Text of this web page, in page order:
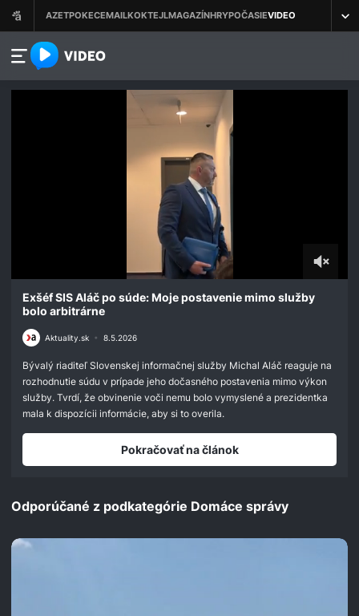
azet.video.sk
seconds
minutes,
seconds
Exšéf SIS Aláč po súde: Moje postavenie mimo služby
bolo arbitrárne
Aktuality.sk • 8.5.2026
Bývalý riaditeľ Slovenskej informačnej služby Michal Aláč reaguje na
rozhodnutie súdu v prípade jeho dočasného postavenia mimo výkon
služby. Tvrdí, že obvinenie voči nemu bolo vymyslené a prezidentka
mala k dispozícii informácie, aby si to overila.
Pokračovať na článok
Odporúčané z podkategórie Domáce správy